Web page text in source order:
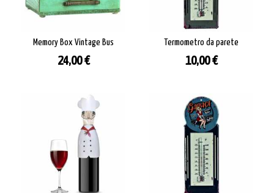
Memory Box Vintage Bus
Prezzo
24,00 €
Termometro da parete
Prezzo
10,00 €